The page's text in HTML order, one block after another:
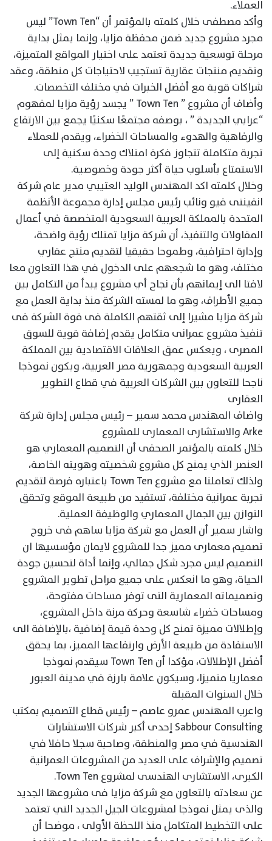
العملاء.
وأكد مصطفى خلال كلمته بالمؤتمر أن “Town Ten” ليس
مجرد مشروع جديد ضمن محفظة مزايا، وإنما يمثل بداية
مرحلة توسعية جديدة تعتمد على اختيار المواقع المتميزة،
وتقديم منتجات عقارية تستجيب لاحتياجات كل منطقة، وعقد
شراكات قوية مع أفضل الخبرات في مختلف التخصصات.
وأضاف أن مشروع ” Town Ten ” يجسد رؤية مزايا لمفهوم
“عرابي الجديدة ” ، بوصفه مجتمعًا سكنيًا يجمع بين الارتفاع
والرفاهية والهدوء والمساحات الخضراء، ويقدم للعملاء
تجربة متكاملة تتجاوز فكرة امتلاك وحدة سكنية إلى
الاستمتاع بأسلوب حياة أكثر جودة وخصوصية.
وخلال كلمته اكد المهندس الوليد العتيبي مدير عام شركة
انفينتى فيو ونائب رئيس مجلس إدارة مجموعة الأنظمة
المتحدة بالمملكة العربية السعودية المتخصصة في أعمال
المقاولات والتنفيذ، أن شركة مزايا تمتلك رؤية واضحة،
وإدارة احترافية، وطموحا حقيقيا لتقديم منتج عقاري
مختلف، وهو ما شجعهم على الدخول في هذا التعاون معا
لافتا الى إيمانهم بأن نجاح أي مشروع يبدأ من التكامل بين
جميع الأطراف، وهو ما لمسته الشركة منذ بداية العمل مع
شركة مزايا مشيرا إلى ثقتهم الكاملة فى قوة الشركة فى
تنفيذ مشروع عمرانى متكامل يقدم إضافة قوية للسوق
المصرى ، ويعكس عمق العلاقات الاقتصادية بين المملكة
العربية السعودية وجمهورية مصر العربية، ويكون نموذجا
ناجحا للتعاون بين الشركات العربية في قطاع التطوير
العقارى
واضاف المهندس محمد سمير – رئيس مجلس إدارة شركة
Arke والاستشارى المعمارى للمشروع
خلال كلمته بالمؤتمر الصحفى أن التصميم المعماري هو
العنصر الذي يمنح كل مشروع شخصيته وهويته الخاصة،
ولذلك تعاملنا مع مشروع Town Ten باعتباره فرصة لتقديم
تجربة عمرانية مختلفة، تستفيد من طبيعة الموقع وتحقق
التوازن بين الجمال المعماري والوظيفة العملية.
واشار سمير أن العمل مع شركة مزايا ساهم فى خروج
تصميم معمارى مميز جدا للمشروع لايمان مؤسسيها ان
التصميم ليس مجرد شكل جمالي، وإنما أداة لتحسين جودة
الحياة، وهو ما انعكس على جميع مراحل تطوير المشروع
وتصميماته المعمارية التى توفر مساحات مفتوحة،
ومساحات خضراء شاسعة وحركة مرنة داخل المشروع،
وإطلالات مميزة تمنح كل وحدة قيمة إضافية ،بالإضافة الى
الاستفادة من طبيعة الأرض وارتفاعها المميز، بما يحقق
أفضل الإطلالات، مؤكدا أن Town Ten سيقدم نموذجا
معماريا متميزا، وسيكون علامة بارزة في مدينة العبور
خلال السنوات المقبلة
واعرب المهندس عمرو عاصم – رئيس قطاع التصميم بمكتب
Sabbour Consulting إحدى أكبر شركات الاستشارات
الهندسية في مصر والمنطقة، وصاحبة سجلا حافلا في
تصميم والإشراف على العديد من المشروعات العمرانية
الكبرى، الاستشارى الهندسى لمشروع Town Ten.
عن سعادته بالتعاون مع شركة مزايا فى مشروعها الجديد
والذى يمثل نموذجا لمشروعات الجيل الجديد التي تعتمد
على التخطيط المتكامل منذ اللحظة الأولى ، موضحا أن